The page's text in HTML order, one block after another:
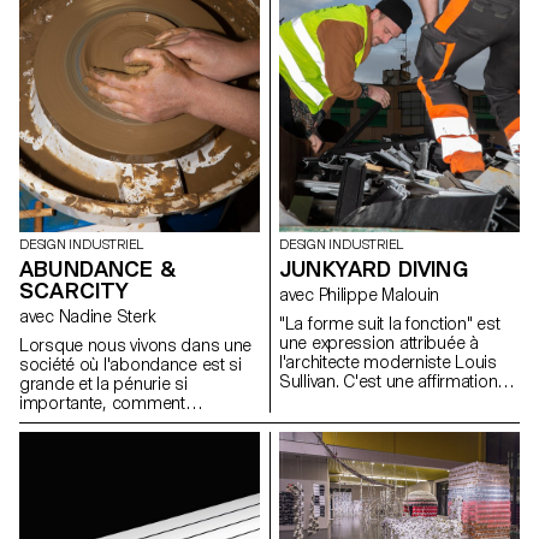
caractéristiques de la boisson
ou soulignent la façon dont la
boisson est préparée, servie et
bue. Tous les verres ont été
soufflés dans la cour de l'ECAL
avec le soutien des artisan.e.s
du fabricant de verre suisse
Niesenglass.
DESIGN INDUSTRIEL
ABUNDANCE &
SCARCITY
avec Nadine Sterk
Lorsque nous vivons dans une
société où l'abondance est si
grande et la pénurie si
importante, comment
discerner les ressources qui
apprendre d'où viennent les
choses, ou comment nous
DESIGN INDUSTRIEL
JUNKYARD DIVING
avec Philippe Malouin
"La forme suit la fonction" est
une expression attribuée à
l'architecte moderniste Louis
Sullivan. C'est une affirmation
pour le design industriel.
D'autre part, la forme peut
parfois aussi déterminer la
fonction dans un processus
d'exploration inverse. Au cours
de la semaine de workshop